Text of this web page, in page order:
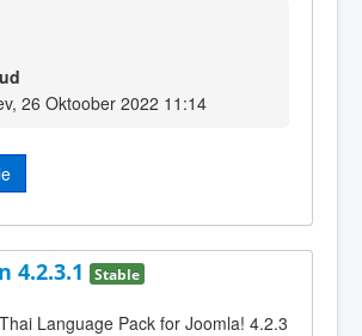
26 Oktoober 2022 11:14
4.2.3.1 Stable
Language Pack for Joomla! 4.2.3